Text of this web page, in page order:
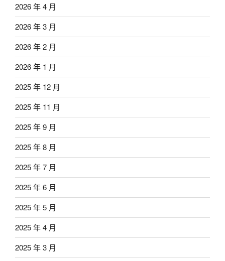
2026 年 4 月
2026 年 3 月
2026 年 2 月
2026 年 1 月
2025 年 12 月
2025 年 11 月
2025 年 9 月
2025 年 8 月
2025 年 7 月
2025 年 6 月
2025 年 5 月
2025 年 4 月
2025 年 3 月